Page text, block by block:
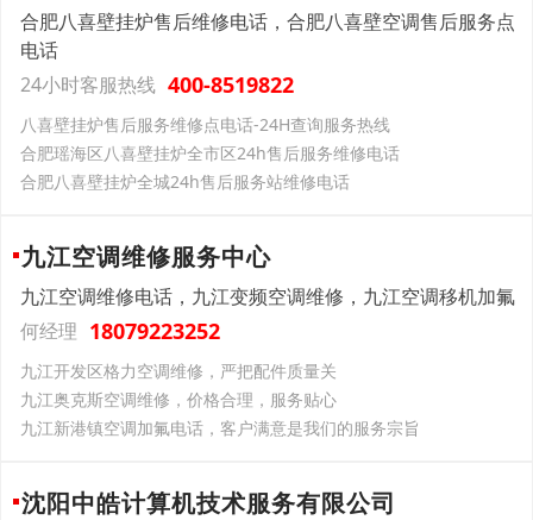
合肥八喜壁挂炉售后维修电话，合肥八喜壁空调售后服务点
电话
24小时客服热线 400-8519822
八喜壁挂炉售后服务维修点电话-24H查询服务热线
合肥瑶海区八喜壁挂炉全市区24h售后服务维修电话
合肥八喜壁挂炉全城24h售后服务站维修电话
九江空调维修服务中心
九江空调维修电话，九江变频空调维修，九江空调移机加氟
何经理 18079223252
九江开发区格力空调维修，严把配件质量关
九江奥克斯空调维修，价格合理，服务贴心
九江新港镇空调加氟电话，客户满意是我们的服务宗旨
沈阳中皓计算机技术服务有限公司